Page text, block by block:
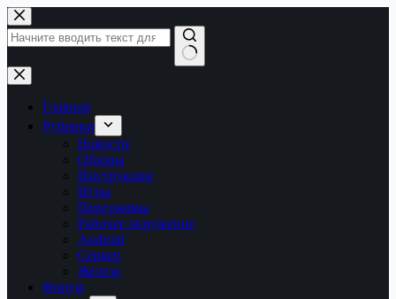
Перейти
к
сути
Ничего
не
найденоГлавная
Рубрики
Новости
Обзоры
Инструкции
Игры
Программы
Рабочее окружение
Android
Сервер
Железо
Форум